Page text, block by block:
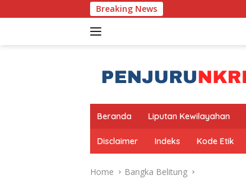
to
Breaking News
Beranda Liputan Kewilayahan
Disclaimer Indeks Kode Etik
Home Bangka Belitung